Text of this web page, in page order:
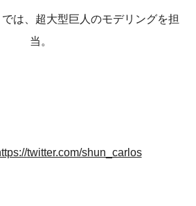
は、超大型巨人のモデリングを担
当。
twitter.com/shun_carlos